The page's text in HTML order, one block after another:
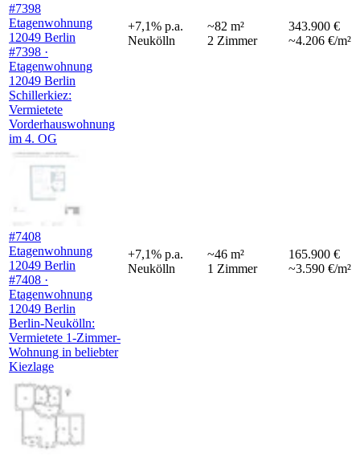
#7398
Etagenwohnung
12049 Berlin
#7398 ·
Etagenwohnung
12049 Berlin
Schillerkiez:
Vermietete
Vorderhauswohnung
im 4. OG
+7,1% p.a.
Neukölln
~82 m²
2 Zimmer
343.900 €
~4.206 €/m²
#7408
Etagenwohnung
12049 Berlin
#7408 ·
Etagenwohnung
12049 Berlin
Berlin-Neukölln:
Vermietete 1-Zimmer-
Wohnung in beliebter
Kiezlage
+7,1% p.a.
Neukölln
~46 m²
1 Zimmer
165.900 €
~3.590 €/m²